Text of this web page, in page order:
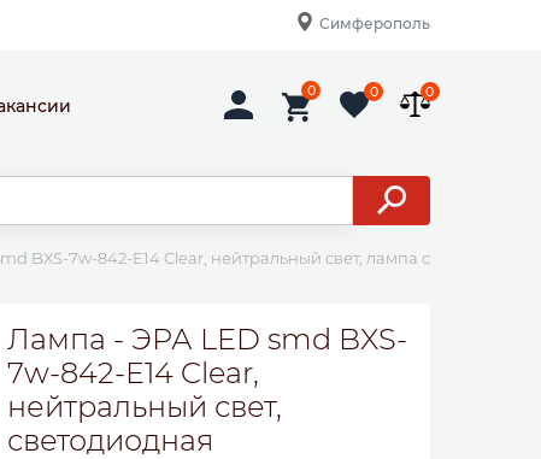
Симферополь
0 0 0
BXS-7w-842-E14 Clear, нейтральный свет, лампа светодиодная
Лампа - ЭРА LED smd BXS-
7w-842-E14 Clear,
нейтральный свет,
светодиодная